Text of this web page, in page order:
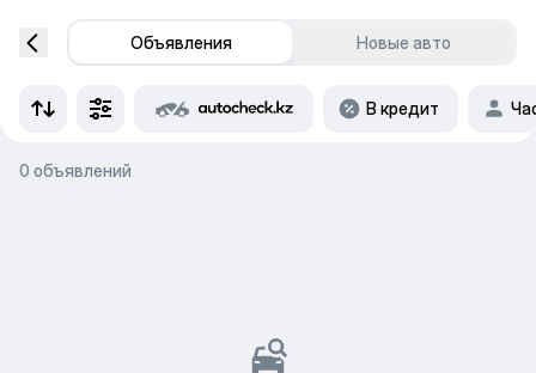
Объявления Новые авто
В кредит
0 объявлений